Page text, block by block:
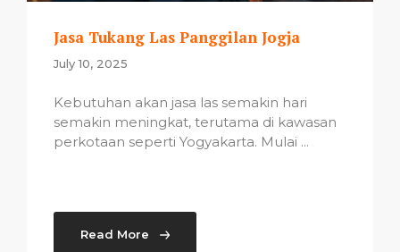
Jasa Tukang Las Panggilan Jogja
July 10, 2025
Kebutuhan akan jasa las semakin hari
semakin meningkat, terutama di kawasan
perkotaan seperti Yogyakarta. Mulai ...
Read More